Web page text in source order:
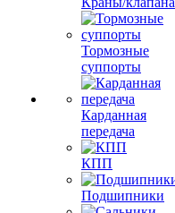
Тормозные
суппорты
Карданная
передача
КПП
Подшипники